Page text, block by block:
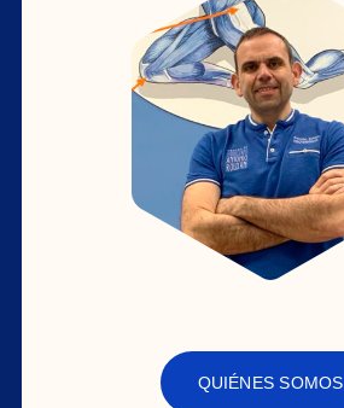
QUIÉNES SOMOS